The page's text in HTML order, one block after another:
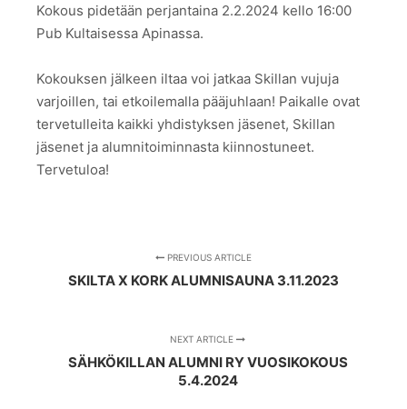
Kokous pidetään perjantaina 2.2.2024 kello 16:00
Pub Kultaisessa Apinassa.
Kokouksen jälkeen iltaa voi jatkaa Skillan vujuja
varjoillen, tai etkoilemalla pääjuhlaan! Paikalle ovat
tervetulleita kaikki yhdistyksen jäsenet, Skillan
jäsenet ja alumnitoiminnasta kiinnostuneet.
Tervetuloa!
PREVIOUS ARTICLE
SKILTA X KORK ALUMNISAUNA 3.11.2023
NEXT ARTICLE
SÄHKÖKILLAN ALUMNI RY VUOSIKOKOUS
5.4.2024